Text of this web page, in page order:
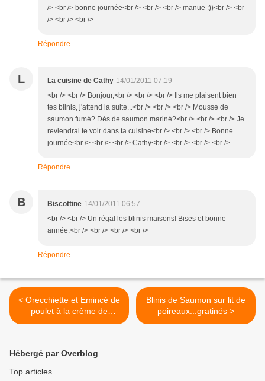
/> <br /> bonne journée<br /> <br /> <br /> manue :))<br /> <br
/> <br /> <br />
Répondre
L La cuisine de Cathy 14/01/2011 07:19
<br /> <br /> Bonjour,<br /> <br /> <br /> Ils me plaisent bien
tes blinis, j'attend la suite...<br /> <br /> <br /> Mousse de
saumon fumé? Dés de saumon mariné?<br /> <br /> <br /> Je
reviendrai te voir dans ta cuisine<br /> <br /> <br /> Bonne
journée<br /> <br /> <br /> Cathy<br /> <br /> <br /> <br />
Répondre
B Biscottine 14/01/2011 06:57
<br /> <br /> Un régal les blinis maisons! Bises et bonne
année.<br /> <br /> <br /> <br />
Répondre
< Orecchiette et Emincé de
poulet à la crème de
balsamique blanc
Blinis de Saumon sur lit de
poireaux...gratinés >
Hébergé par Overblog
Top articles